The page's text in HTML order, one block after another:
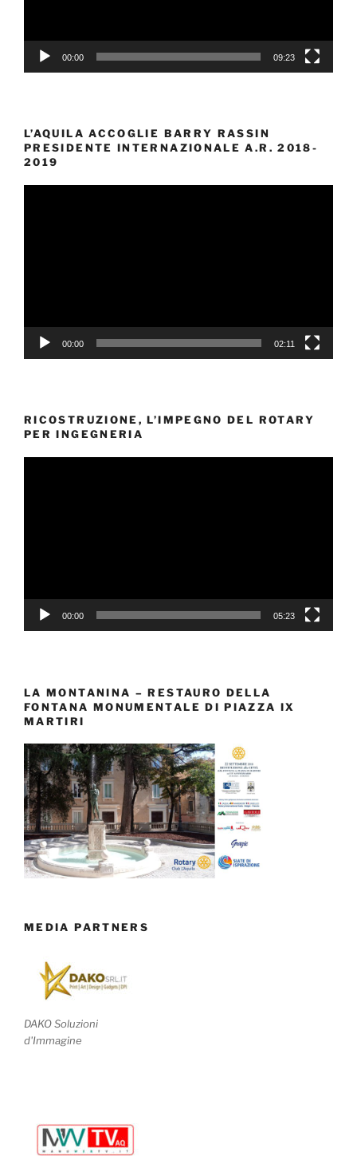
00:00 09:23
L’AQUILA ACCOGLIE BARRY RASSIN
PRESIDENTE INTERNAZIONALE A.R. 2018-
2019
00:00 02:11
RICOSTRUZIONE, L’IMPEGNO DEL ROTARY
PER INGEGNERIA
00:00 05:23
LA MONTANINA – RESTAURO DELLA
FONTANA MONUMENTALE DI PIAZZA IX
MARTIRI
MEDIA PARTNERS
DAKO Soluzioni
d'Immagine